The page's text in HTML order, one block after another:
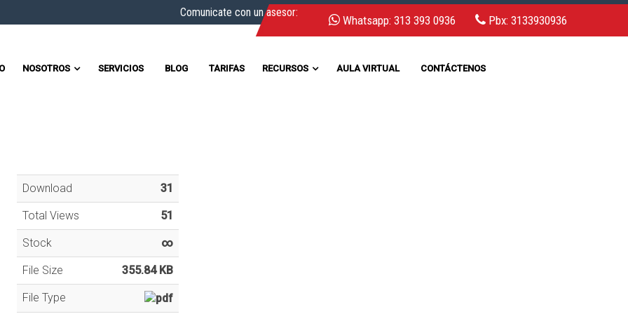
Comunicate con un asesor:
Whatsapp: 313 393 0936 Pbx: 3133930936
NOSOTROS SERVICIOS BLOG TARIFAS RECURSOS AULA VIRTUAL CONTÁCTENOS
Download 31
Total Views 51
Stock ∞
File Size 355.84 KB
File Type